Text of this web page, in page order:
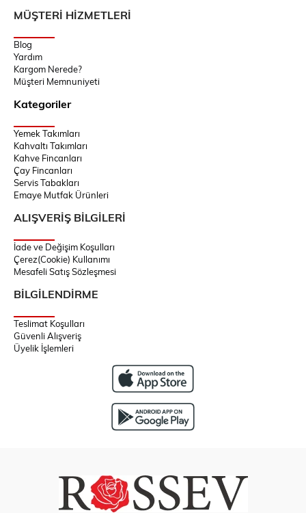
MÜŞTERİ HİZMETLERİ
Blog
Yardım
Kargom Nerede?
Müşteri Memnuniyeti
Kategoriler
Yemek Takımları
Kahvaltı Takımları
Kahve Fincanları
Çay Fincanları
Servis Tabakları
Emaye Mutfak Ürünleri
ALIŞVERİŞ BİLGİLERİ
İade ve Değişim Koşulları
Çerez(Cookie) Kullanımı
Mesafeli Satış Sözleşmesi
BİLGİLENDİRME
Teslimat Koşulları
Güvenli Alışveriş
Üyelik İşlemleri